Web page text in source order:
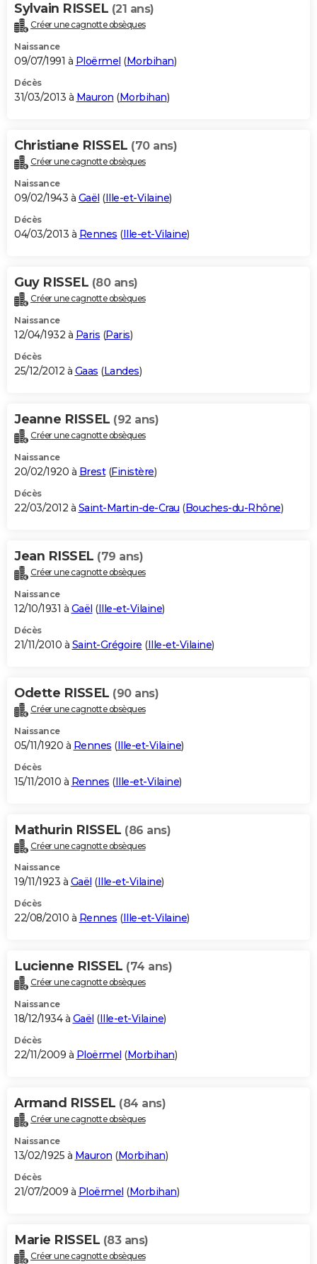
Sylvain RISSEL (21 ans)
Créer une cagnotte obsèques
Naissance
09/07/1991 à Ploërmel (Morbihan)
Décès
31/03/2013 à Mauron (Morbihan)
Christiane RISSEL (70 ans)
Créer une cagnotte obsèques
Naissance
09/02/1943 à Gaël (Ille-et-Vilaine)
Décès
04/03/2013 à Rennes (Ille-et-Vilaine)
Guy RISSEL (80 ans)
Créer une cagnotte obsèques
Naissance
12/04/1932 à Paris (Paris)
Décès
25/12/2012 à Gaas (Landes)
Jeanne RISSEL (92 ans)
Créer une cagnotte obsèques
Naissance
20/02/1920 à Brest(Finistère)
Décès
22/03/2012 à Saint-Martin-de-Crau (Bouches-du-Rhône)
Jean RISSEL (79 ans)
Créer une cagnotte obsèques
Naissance
12/10/1931 à Gaël (Ille-et-Vilaine)
Décès
21/11/2010 à Saint-Grégoire (Ille-et-Vilaine)
Odette RISSEL (90 ans)
Créer une cagnotte obsèques
Naissance
05/11/1920 à Rennes (Ille-et-Vilaine)
Décès
15/11/2010 à Rennes (Ille-et-Vilaine)
Mathurin RISSEL (86 ans)
Créer une cagnotte obsèques
Naissance
19/11/1923 à Gaël (Ille-et-Vilaine)
Décès
22/08/2010 à Rennes (Ille-et-Vilaine)
Lucienne RISSEL (74 ans)
Créer une cagnotte obsèques
Naissance
18/12/1934 à Gaël (Ille-et-Vilaine)
Décès
22/11/2009 à Ploërmel (Morbihan)
Armand RISSEL (84 ans)
Créer une cagnotte obsèques
Naissance
13/02/1925 à Mauron (Morbihan)
Décès
21/07/2009 à Ploërmel (Morbihan)
Marie RISSEL (83 ans)
Créer une cagnotte obsèques